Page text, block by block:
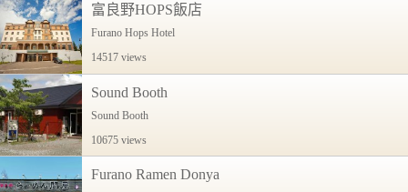
富良野HOPS飯店
Furano Hops Hotel
14517 views
Sound Booth
Sound Booth
10675 views
Furano Ramen Donya